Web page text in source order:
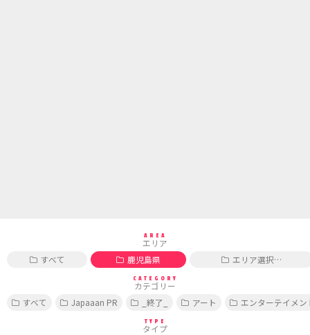
AREA
エリア
すべて
鹿児島県 エリア選択…
CATEGORY
カテゴリー
すべて
Japaaan PR _終了_ アート エンターテイメン
TYPE
タイプ